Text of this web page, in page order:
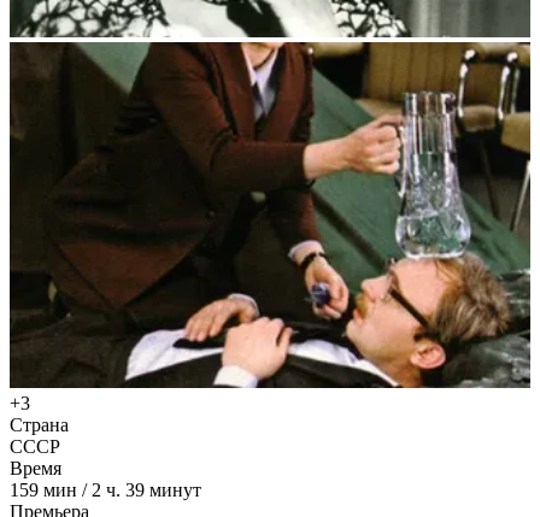
+3
Страна
СССР
Время
159 мин /2 ч. 39 минут
Премьера